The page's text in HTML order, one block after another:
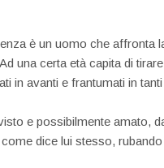
è un uomo che affronta
una certa età capita di
in avanti e frantumati in
e possibilmente amato,
dice lui stesso,